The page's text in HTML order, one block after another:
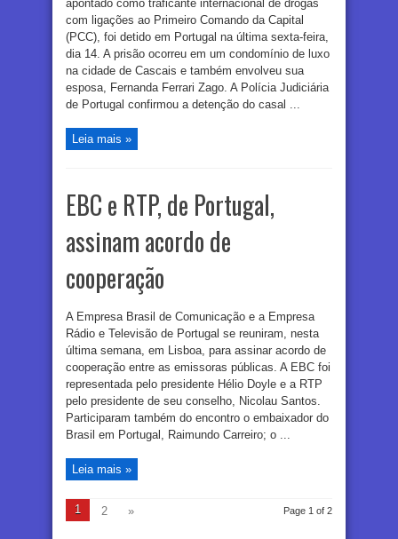
apontado como traficante internacional de drogas
com ligações ao Primeiro Comando da Capital
(PCC), foi detido em Portugal na última sexta-feira,
dia 14. A prisão ocorreu em um condomínio de luxo
na cidade de Cascais e também envolveu sua
esposa, Fernanda Ferrari Zago. A Polícia Judiciária
de Portugal confirmou a detenção do casal ...
Leia mais »
EBC e RTP, de Portugal,
assinam acordo de
cooperação
A Empresa Brasil de Comunicação e a Empresa
Rádio e Televisão de Portugal se reuniram, nesta
última semana, em Lisboa, para assinar acordo de
cooperação entre as emissoras públicas. A EBC foi
representada pelo presidente Hélio Doyle e a RTP
pelo presidente de seu conselho, Nicolau Santos.
Participaram também do encontro o embaixador do
Brasil em Portugal, Raimundo Carreiro; o ...
Leia mais »
Page 1 of 2
1 2 »